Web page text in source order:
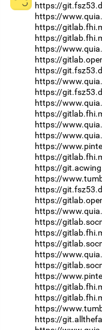
https://
https://
https://
https://
https://
https://
https://
https://
https://
https://
https://
https://
https://
https://
https://
https://
https://
https://
https://
https://
https://
https://
https://
https://
https://
https://
https://
https://
https://
https://